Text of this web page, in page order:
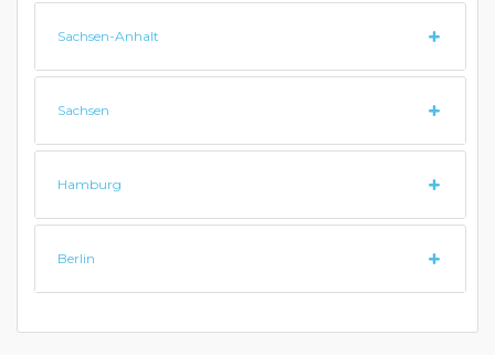
Sachsen-Anhalt
Sachsen
Hamburg
Berlin